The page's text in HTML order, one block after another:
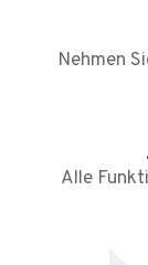
Nehmen
Alle